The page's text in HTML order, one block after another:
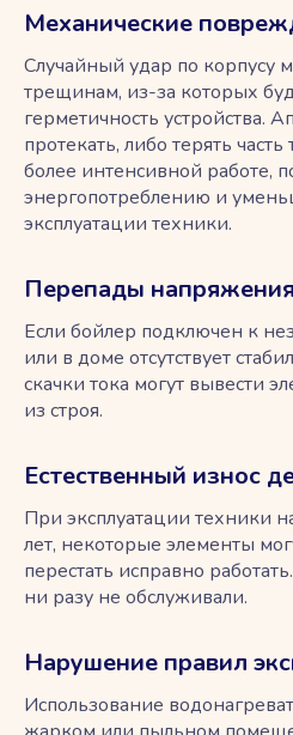
Механические
Случайный удар по корпусу
трещинам, из-за которых
герметичность устройства.
протекать, либо терять
более интенсивной работе,
энергопотреблению и
эксплуатации техники.
Перепады напряжения
Если бойлер подключен к
или в доме отсутствует
скачки тока могут вывести
из строя.
Естественный износ
При эксплуатации техники
лет, некоторые элементы
перестать исправно
ни разу не обслуживали.
Нарушение правил
Использование